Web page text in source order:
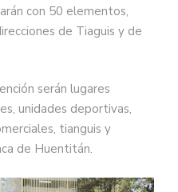
con 50 elementos,
de Tiaguis y de
serán lugares
unidades deportivas,
tianguis y
de Huentitán.